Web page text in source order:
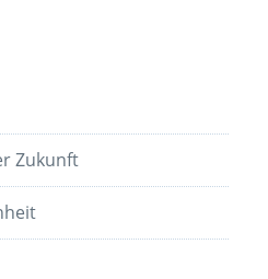
Zukunft